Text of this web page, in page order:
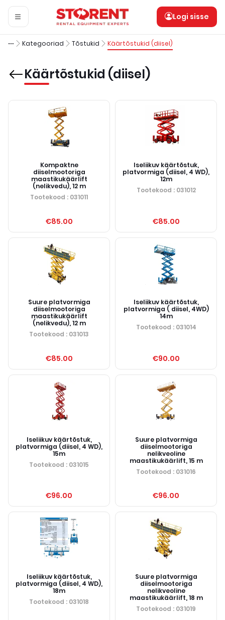
Logi sisse
Kategooriad Tõstukid Käärtõstukid (diisel)
Käärtõstukid (diisel)
Kompaktne
diiselmootoriga
maastikukäärlift
(nelikvedu), 12 m
Tootekood : 031011
€85.00
Iseliikuv käärtõstuk,
platvormiga (diisel, 4 WD),
12m
Tootekood : 031012
€85.00
Suure platvormiga
diiselmootoriga
maastikukäärlift
(nelikvedu), 12 m
Tootekood : 031013
€85.00
Iseliikuv käärtõstuk,
platvormiga ( diisel, 4WD)
14m
Tootekood : 031014
€90.00
Iseliikuv käärtõstuk,
platvormiga (diisel, 4 WD),
15m
Tootekood : 031015
€96.00
Suure platvormiga
diiselmootoriga
nelikveoline
maastikukäärlift, 15 m
Tootekood : 031016
€96.00
Iseliikuv käärtõstuk,
platvormiga (diisel, 4 WD),
18m
Tootekood : 031018
Suure platvormiga
diiselmootoriga
nelikveoline
maastikukäärlift, 18 m
Tootekood : 031019